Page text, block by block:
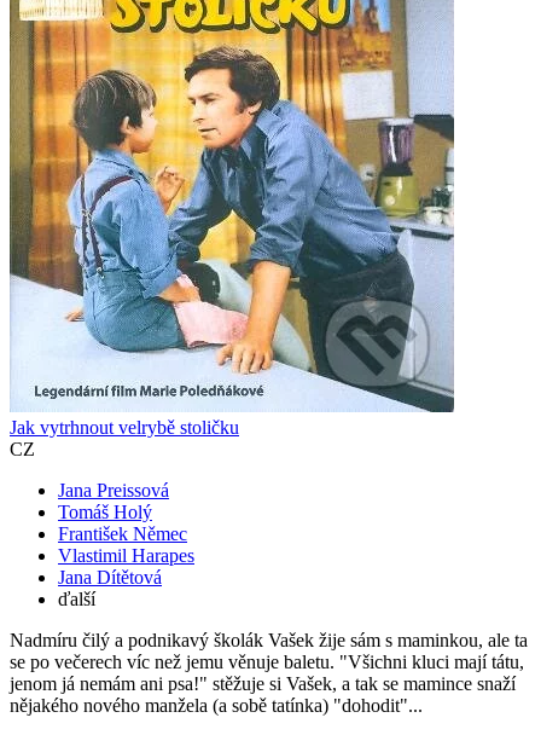
Jak vytrhnout velrybě stoličku
CZ
Jana Preissová
Tomáš Holý
František Němec
Vlastimil Harapes
Jana Dítětová
ďalší
Nadmíru čilý a podnikavý školák Vašek žije sám s maminkou, ale ta
se po večerech víc než jemu věnuje baletu. "Všichni kluci mají tátu,
jenom já nemám ani psa!" stěžuje si Vašek, a tak se mamince snaží
nějakého nového manžela (a sobě tatínka) "dohodit"...